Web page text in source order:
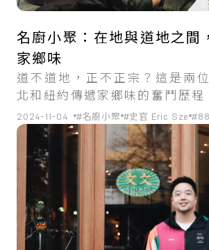
名廚小聚：在地與道地之間
家鄉味
道不道地，正不正宗？這是兩
北和紐約傳遞家鄉味的奮鬥歷程
2024-11-04 #名廚小聚 #史官 Eric Sze